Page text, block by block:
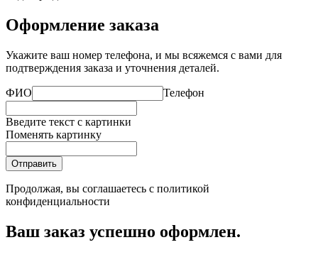
Оформление заказа
Укажите ваш номер телефона, и мы всяжемся с вами для
подтверждения заказа и уточнения деталей.
ФИО Телефон
Введите текст с картинки
Поменять картинку
Отправить
Продолжая, вы соглашаетесь с политикой
конфиденциальности
Ваш заказ успешно оформлен.